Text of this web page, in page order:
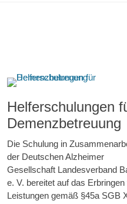
Helferschulungen
Demenzbetreuung
Die Schulung in
der Deutschen Alzheimer
Gesellschaft Landesverband
e. V. bereitet auf das Erbringen
Leistungen gemäß §45a SGB